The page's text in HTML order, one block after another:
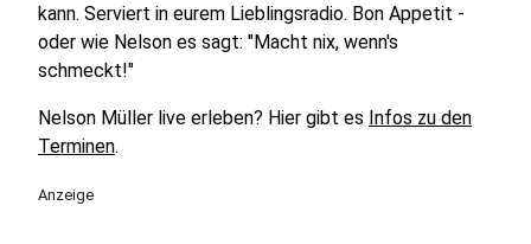
kann. Serviert in eurem Lieblingsradio. Bon Appetit -
oder wie Nelson es sagt: "Macht nix, wenn's
schmeckt!"
Nelson Müller live erleben? Hier gibt es Infos zu den
Terminen.
Anzeige